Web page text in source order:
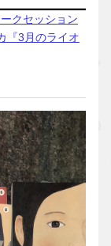
クセッション
『3月のライオ